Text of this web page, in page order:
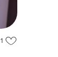
1